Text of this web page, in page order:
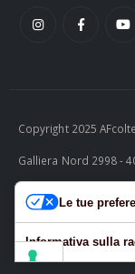
Copyright 2025
Galliera Nord 2998 -
ITALY P.I.
Le tue
Informativa sulla